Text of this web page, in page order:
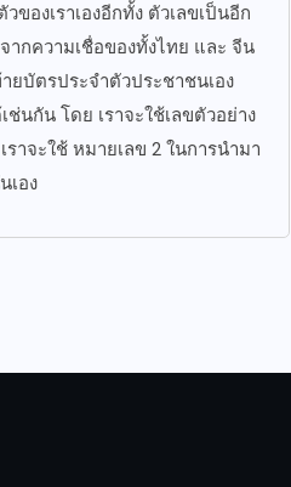
องเราเองอีกทั้ง ตัวเลขเป็นอีก
กความเชื่อของทั้งไทย และ จีน
ยบัตรประจำตัวประชาชนเอง
นกัน โดย เราจะใช้เลขตัวอย่าง
ราจะใช้ หมายเลข 2 ในการนำมา
เอง